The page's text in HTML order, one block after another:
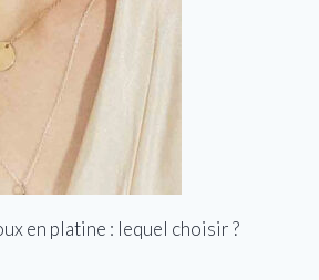
en platine : lequel choisir ?